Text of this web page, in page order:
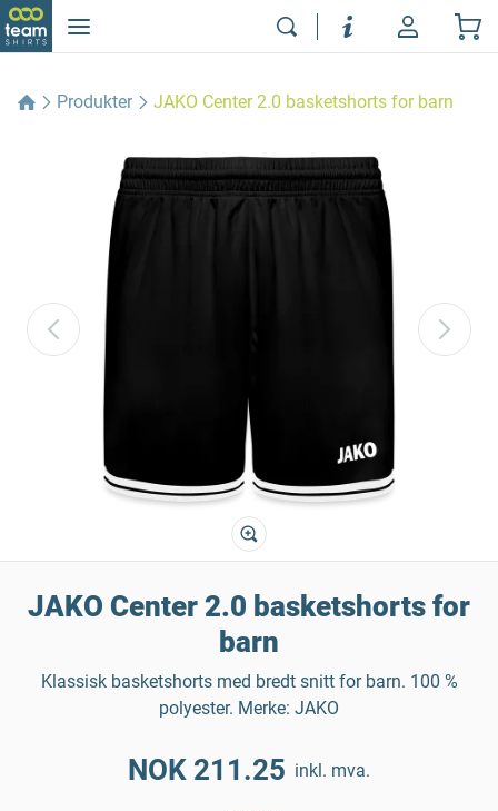
Produkter JAKO Center 2.0 basketshorts for barn
JAKO Center 2.0 basketshorts for
barn
Klassisk basketshorts med bredt snitt for barn. 100 %
polyester. Merke: JAKO
NOK 211.25 inkl. mva.